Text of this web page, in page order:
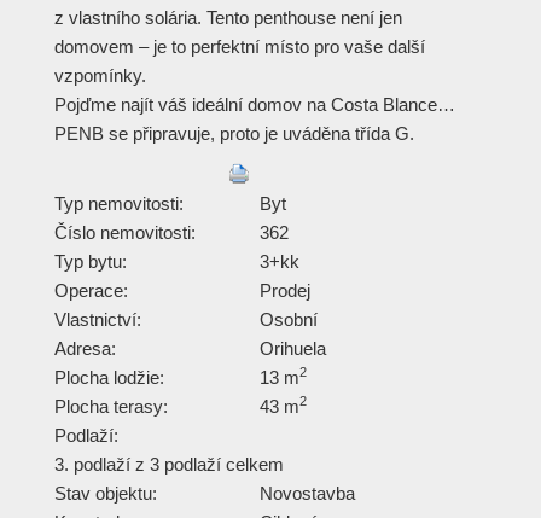
z vlastního solária. Tento penthouse není jen
domovem – je to perfektní místo pro vaše další
vzpomínky.
Pojďme najít váš ideální domov na Costa Blance…
PENB se připravuje, proto je uváděna třída G.
Typ nemovitosti:
Byt
Číslo nemovitosti:
362
Typ bytu:
3+kk
Operace:
Prodej
Vlastnictví:
Osobní
Adresa:
Orihuela
Plocha lodžie:
13 m2
Plocha terasy: 43 m2
Podlaží:
3. podlaží z 3 podlaží celkem
Stav objektu:
Novostavba